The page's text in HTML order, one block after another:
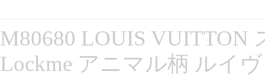
M80680 LOUIS VUITTON
Lockme アニマル柄 ルイ